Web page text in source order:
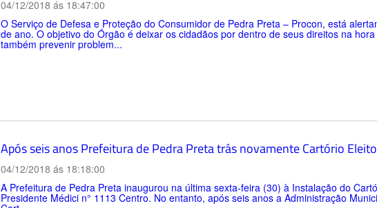
04/12/2018 ás 18:47:00
O Serviço de Defesa e Proteção do Consumidor de Pedra Preta – Procon, está
de ano. O objetivo do Órgão é deixar os cidadãos por dentro de seus direitos na
também prevenir problem...
Após seis anos Prefeitura de Pedra Preta trás novamente Cartório
04/12/2018 ás 18:18:00
A Prefeitura de Pedra Preta inaugurou na última sexta-feira (30) à Instalação do
Presidente Médici n° 1113 Centro. No entanto, após seis anos a Administração